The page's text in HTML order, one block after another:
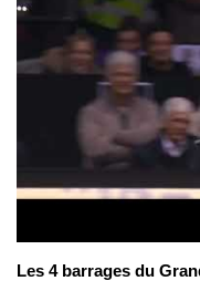
Les 4 barrages du